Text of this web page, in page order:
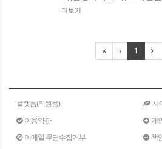
더보기
1
플랫폼(직원용)
사
이용약관
개
이메일 무단수집거부
책